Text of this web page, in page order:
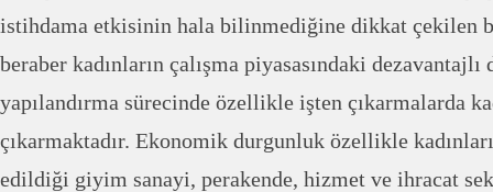
istihdama etkisinin hala bilinmediğine dikkat çekilen
beraber kadınların çalışma piyasasındaki
yapılandırma sürecinde özellikle işten çıkarmalarda
çıkarmaktadır. Ekonomik durgunluk özellikle
edildiği giyim sanayi, perakende, hizmet ve ihracat